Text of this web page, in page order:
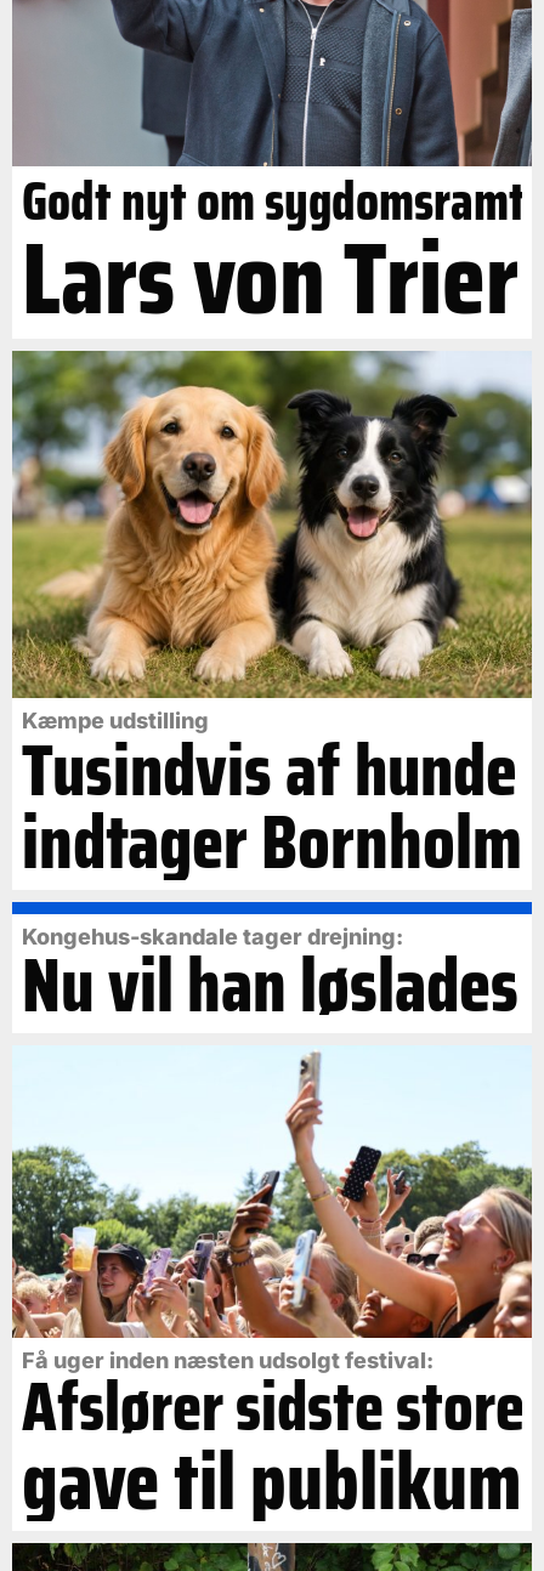
Godt nyt om sygdomsramt
Lars von Trier
Kæmpe udstilling
Tusindvis af hunde
indtager Bornholm
Kongehus-skandale tager drejning:
Nu vil han løslades
Få uger inden næsten udsolgt festival:
Afslører sidste store
gave til publikum